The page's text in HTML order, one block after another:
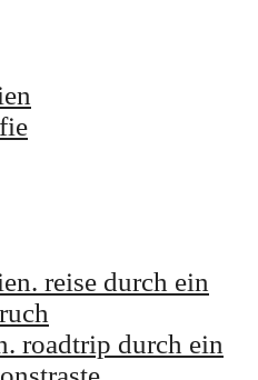
reise durch ein
roadtrip durch ein